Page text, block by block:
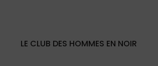
LE CLUB DES HOMMES EN NOIR